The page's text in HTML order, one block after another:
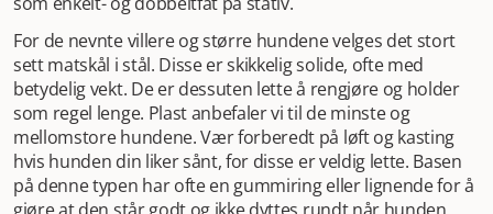
For de nevnte villere og større hundene velges det stort
sett matskål i stål. Disse er skikkelig solide, ofte med
betydelig vekt. De er dessuten lette å rengjøre og holder
som regel lenge. Plast anbefaler vi til de minste og
mellomstore hundene. Vær forberedt på løft og kasting
hvis hunden din liker sånt, for disse er veldig lette. Basen
på denne typen har ofte en gummiring eller lignende for å